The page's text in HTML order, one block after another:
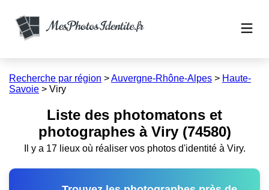
Recherche par région >Auvergne-Rhône-Alpes > Haute-
Savoie > Viry
Liste des photomatons et
photographes à Viry (74580)
Il y a 17 lieux où réaliser vos photos d'identité à Viry.